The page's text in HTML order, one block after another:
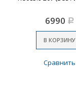
6990 Р
В КОРЗИНУ
Сравнить